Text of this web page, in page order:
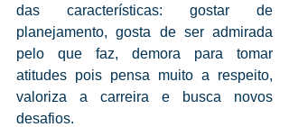
das características: gostar de
planejamento, gosta de ser admirada
pelo que faz, demora para tomar
atitudes pois pensa muito a respeito,
valoriza a carreira e busca novos
desafios.